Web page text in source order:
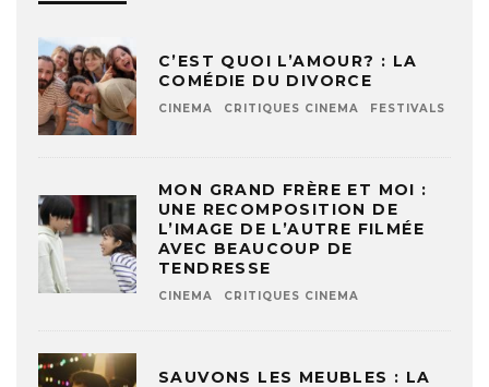
C’EST QUOI L’AMOUR? : LA
COMÉDIE DU DIVORCE
CINEMA CRITIQUES CINEMA FESTIVALS
MON GRAND FRÈRE ET MOI :
UNE RECOMPOSITION DE
L’IMAGE DE L’AUTRE FILMÉE
AVEC BEAUCOUP DE
TENDRESSE
CINEMA CRITIQUES CINEMA
SAUVONS LES MEUBLES : LA